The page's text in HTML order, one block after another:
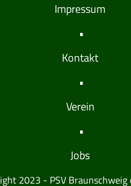
Impressum
Kontakt
Verein
Jobs
2023 - PSV Braunschweig